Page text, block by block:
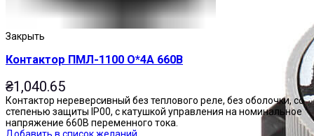
Закрыть
Контактор ПМЛ-1100 О*4А 660В
₴1,040.65
Контактор нереверсивный без теплового реле, без оболочки, со
степенью защиты IP00, с катушкой управления на номинальное
напряжение 660В переменного тока.
Добавить в список желаний